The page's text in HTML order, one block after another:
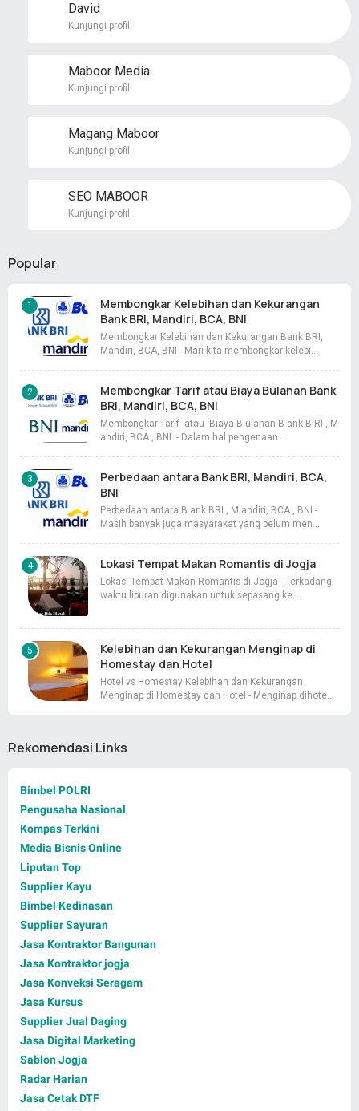
David
Kunjungi profil
Maboor Media
Kunjungi profil
Magang Maboor
Kunjungi profil
SEO MABOOR
Kunjungi profil
Popular
Membongkar Kelebihan dan Kekurangan
Bank BRI, Mandiri, BCA, BNI
Membongkar Kelebihan dan Kekurangan Bank BRI,
Mandiri, BCA, BNI - Mari kita membongkar kelebi…
Membongkar Tarif atau Biaya Bulanan Bank
BRI, Mandiri, BCA, BNI
Membongkar Tarif atau Biaya B ulanan B ank B RI , M
andiri, BCA , BNI - Dalam hal pengenaan…
Perbedaan antara Bank BRI, Mandiri, BCA,
BNI
Perbedaan antara B ank BRI , M andiri, BCA , BNI -
Masih banyak juga masyarakat yang belum men…
Lokasi Tempat Makan Romantis di Jogja
Lokasi Tempat Makan Romantis di Jogja - Terkadang
waktu liburan digunakan untuk sepasang ke…
Kelebihan dan Kekurangan Menginap di
Homestay dan Hotel
Hotel vs Homestay Kelebihan dan Kekurangan
Menginap di Homestay dan Hotel - Menginap dihote…
Rekomendasi Links
Bimbel POLRI
Pengusaha Nasional
Kompas Terkini
Media Bisnis Online
Liputan Top
Supplier Kayu
Bimbel Kedinasan
Supplier Sayuran
Jasa Kontraktor Bangunan
Jasa Kontraktor jogja
Jasa Konveksi Seragam
Jasa Kursus
Supplier Jual Daging
Jasa Digital Marketing
Sablon Jogja
Radar Harian
Jasa Cetak DTF